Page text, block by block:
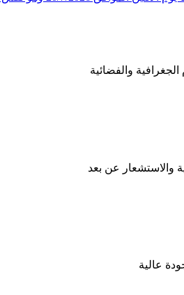
والفضائية
والاستشعار عن بعد
عالية